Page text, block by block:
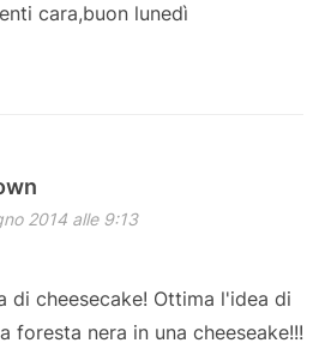
cara,buon lunedì
2014 alle 9:13
di cheesecake! Ottima l'idea di
foresta nera in una cheeseake!!!